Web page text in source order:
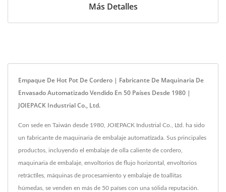
Más Detalles
Empaque De Hot Pot De Cordero | Fabricante De Maquinaria De
Envasado Automatizado Vendido En 50 Países Desde 1980 |
JOIEPACK Industrial Co., Ltd.
Con sede en Taiwán desde 1980, JOIEPACK Industrial Co., Ltd. ha sido
un fabricante de maquinaria de embalaje automatizada. Sus principales
productos, incluyendo el embalaje de olla caliente de cordero,
maquinaria de embalaje, envoltorios de flujo horizontal, envoltorios
retráctiles, máquinas de procesamiento y embalaje de toallitas
húmedas, se venden en más de 50 países con una sólida reputación.